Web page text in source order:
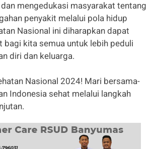
mengedukasi masyarakat tentang
penyakit melalui pola hidup
Nasional ini diharapkan dapat
bagi kita semua untuk lebih peduli
diri dan keluarga.
Nasional 2024! Mari bersama-
Indonesia sehat melalui langkah